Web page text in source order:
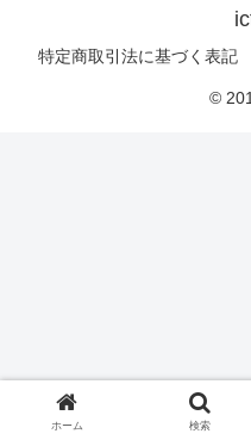
特定商取引法に基づく表記
©
ホーム 検索